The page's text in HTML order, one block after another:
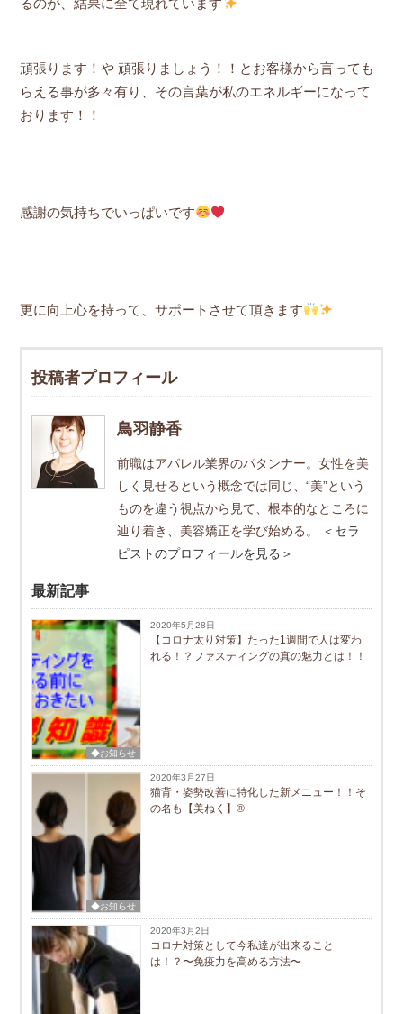
るのが、結果に全て現れています
頑張ります！や 頑張りましょう！！とお客様から言っても
らえる事が多々有り、その言葉が私のエネルギーになって
おります！！
感謝の気持ちでいっぱいです
更に向上心を持って、サポートさせて頂きます
投稿者プロフィール
鳥羽静香
前職はアパレル業界のパタンナー。女性を美
しく見せるという概念では同じ、“美”という
ものを違う視点から見て、根本的なところに
辿り着き、美容矯正を学び始める。
＜セラ
ピストのプロフィールを見る＞
最新記事
◆お知らせ
2020年5月28日
【コロナ太り対策】たった1週間で人は変わ
れる！？ファスティングの真の魅力とは！！
◆お知らせ
2020年3月27日
猫背・姿勢改善に特化した新メニュー！！そ
の名も【美ねく】®
2020年3月2日
コロナ対策として今私達が出来ること
は！？〜免疫力を高める方法〜